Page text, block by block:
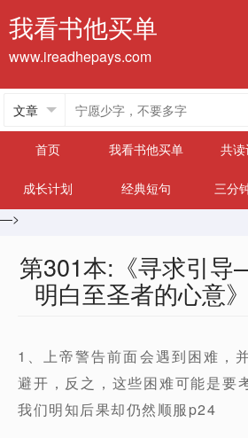
我看书他买单
www.ireadhepays.com
首页
我看书他买单 共
成长计划 经典短句
三分
—>
第301本:《寻求引
明白至圣者的心意
1、上帝警告前面会遇到困难，
避开，反之，这些困难可能是要
我们明知后果却仍然顺服p24